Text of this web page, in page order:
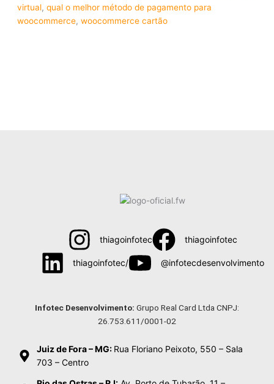
virtual, qual o melhor método de pagamento para
woocommerce, woocommerce cartão
thiagoinfotec thiagoinfotec
thiagoinfotec/ @infotecdesenvolvimento
Infotec Desenvolvimento: Grupo Real Card Ltda CNPJ:
26.753.611/0001-02
Juiz de Fora – MG: Rua Floriano Peixoto, 550 – Sala
703 – Centro